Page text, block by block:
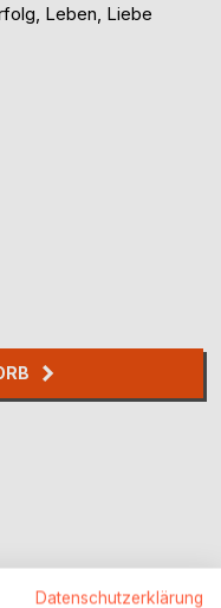
Leben, Liebe
Datenschutzerklärung